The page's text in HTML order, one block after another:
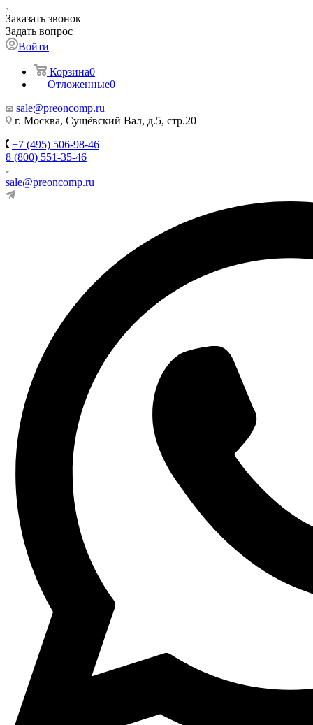
Заказать звонок
Задать вопрос
Войти
Корзина0
Отложенные0
sale@preoncomp.ru
г. Москва, Сущёвский Вал, д.5, стр.20
+7 (495) 506-98-46
8 (800) 551-35-46
sale@preoncomp.ru